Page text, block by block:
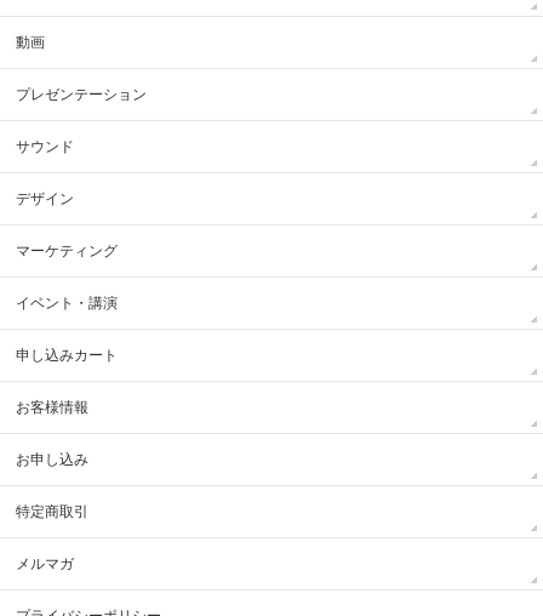
動画
プレゼンテーション
サウンド
デザイン
マーケティング
イベント・講演
申し込みカート
お客様情報
お申し込み
特定商取引
メルマガ